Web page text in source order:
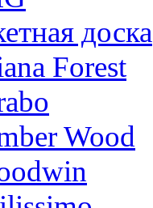
доска
Forest
Wood